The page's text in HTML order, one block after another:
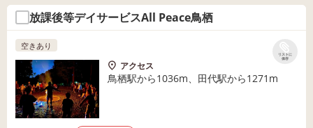
放課後等デイサービスAll Peace鳥栖
リストに
保存
空きあり
アクセス
鳥栖駅から1036m、田代駅から1271m